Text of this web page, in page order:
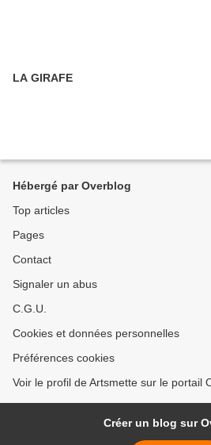
LA GIRAFE
Hébergé par Overblog
Top articles
Pages
Contact
Signaler un abus
C.G.U.
Cookies et données personnelles
Préférences cookies
Voir le profil de Artsmette sur le portail
Créer un blog sur